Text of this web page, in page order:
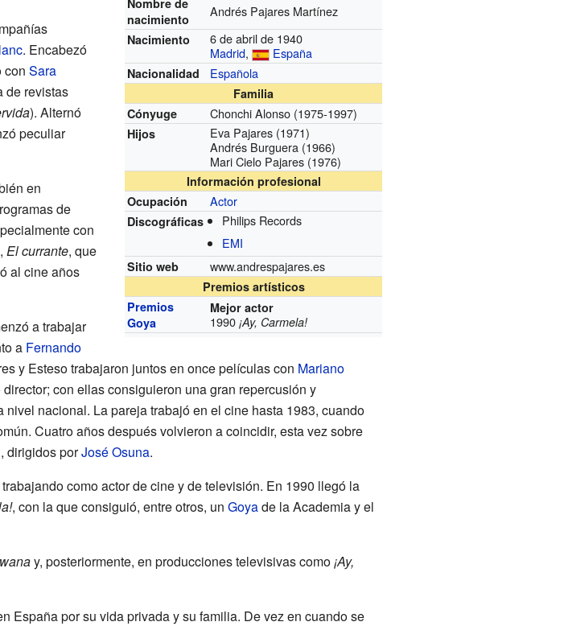
Nombre de
nacimiento
Andrés Pajares Martínez
Nacimiento
6 de abril de 1940
Madrid, España
Nacionalidad Española
Familia
Cónyuge
Chonchi Alonso (1975-1997)
Hijos
Eva Pajares (1971)
Andrés Burguera (1966)
Mari Cielo Pajares (1976)
Información profesional
Ocupación
Actor
Discográficas
Philips Records
EMI
Sitio web www.andrespajares.es
Premios artísticos
Premios
Goya
Mejor actor
1990¡Ay, Carmela!
. Encabezó
con Sara
de revistas
). Alternó
peculiar
en
de
con
El currante, que
al cine años
a trabajar
a Fernando
y Esteso trabajaron juntos en once películas con Mariano
con ellas consiguieron una gran repercusión y
nivel nacional. La pareja trabajó en el cine hasta 1983, cuando
Cuatro años después volvieron a coincidir, esta vez sobre
, dirigidos porJosé Osuna.
como actor de cine y de televisión. En 1990 llegó la
, con la que consiguió, entre otros, un Goyade la Academia y el
y, posteriormente, en producciones televisivas como¡Ay,
España por su vida privada y su familia. De vez en cuando se